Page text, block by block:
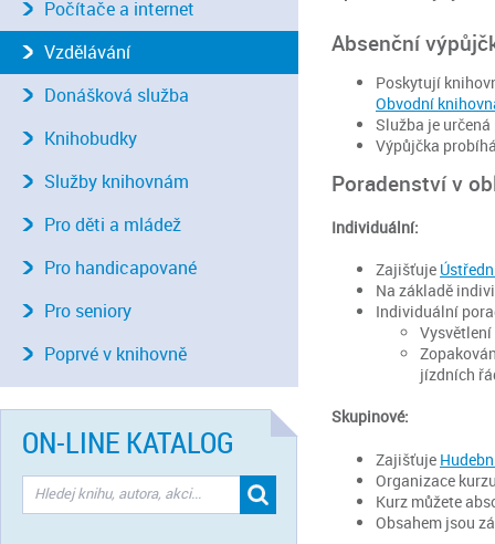
Absenční
Poskytují
Obvodní
Služba je
Výpůjčka
Poradenství v
Individuální:
Zajišťuje
Na základě
Individuální
jízdních
Skupinové:
Zajišťuje
Organizace
Kurz můžete
Obsahem jsou
Počítače a internet
Vzdělávání
Donášková služba
Knihobudky
Služby knihovnám
Pro děti a mládež
Pro handicapované
Pro seniory
Poprvé v knihovně
ON-LINE KATALOG